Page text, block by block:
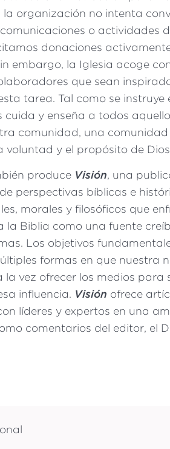
la organización no intenta
o actividades
donaciones
embargo, la Iglesia acoge
que sean
tarea. Tal como se instruye
cuida y enseña a todos
comunidad, una comunidad
voluntad y el propósito de
produce Visión, una
perspectivas bíblicas e
morales y filosóficos que
la Biblia como una fuente
Los objetivos
formas en que nuestra
la vez ofrecer los medios para
influencia. Visión ofrece
líderes y expertos en una
comentarios del editor, el